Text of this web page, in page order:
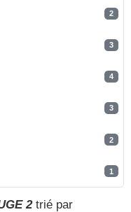
2
3
4
3
2
1
2trié par